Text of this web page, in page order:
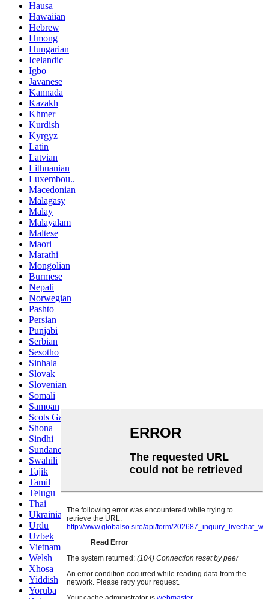
Hausa
Hawaiian
Hebrew
Hmong
Hungarian
Icelandic
Igbo
Javanese
Kannada
Kazakh
Khmer
Kurdish
Kyrgyz
Latin
Latvian
Lithuanian
Luxembou..
Macedonian
Malagasy
Malay
Malayalam
Maltese
Maori
Marathi
Mongolian
Burmese
Nepali
Norwegian
Pashto
Persian
Punjabi
Serbian
Sesotho
Sinhala
Slovak
Slovenian
Somali
Samoan
Scots Gaelic
Shona
Sindhi
Sundanese
Swahili
Tajik
Tamil
Telugu
Thai
Ukrainian
Urdu
Uzbek
Vietnamese
Welsh
Xhosa
Yiddish
Yoruba